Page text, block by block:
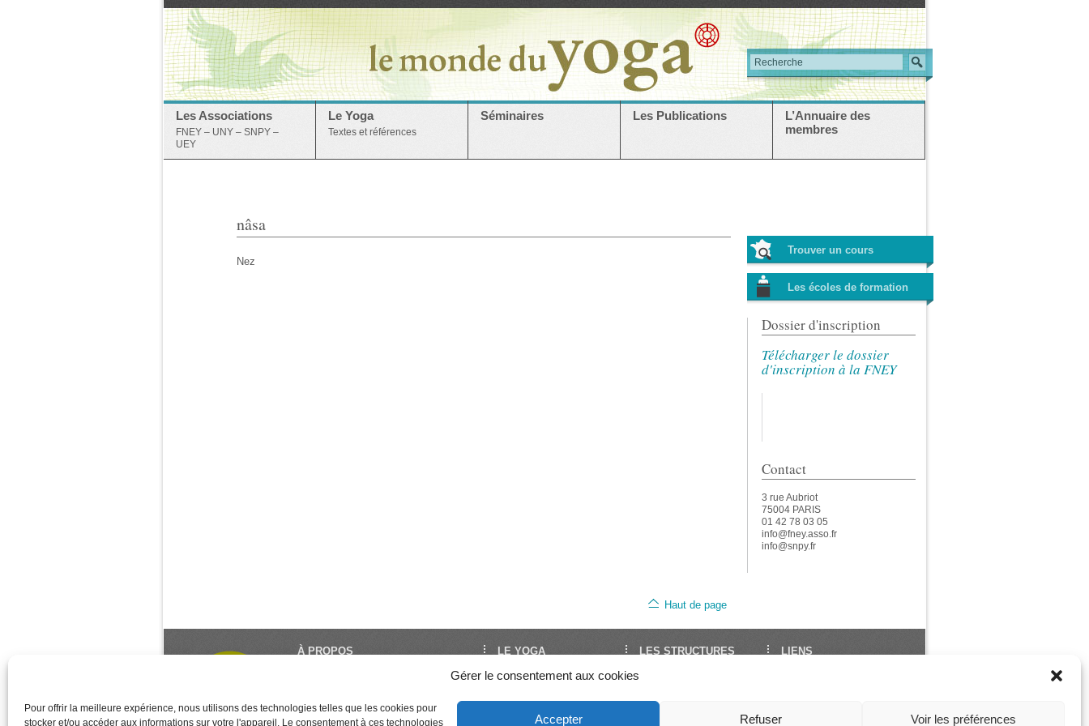
Gérer le consentement aux cookies
Pour offrir la meilleure expérience, nous utilisons des technologies telles que les cookies pour
stocker et/ou accéder aux informations sur votre l'appareil. Le consentement à ces technologies
Accepter Refuser Voir les préférences
Les Associations
FNEY – UNY – SNPY –
UEY
Le Yoga
Textes et références
Séminaires Les Publications
L’Annuaire des
membres
nâsa
Nez
Trouver un cours
Les écoles de formation
Dossier d'inscription
Télécharger le dossier
d'inscription à la FNEY
Contact
3 rue Aubriot
75004 PARIS
01 42 78 03 05
info@fney.asso.fr
info@snpy.fr
Haut de page
À PROPOS
créé et géré par la FNEY et l’UNY,
des associations de dimension
LE YOGA
Découvrir le Yoga
Enseigner le Yoga
LES STRUCTURES
Syndicat National des
LIENS
Les Assises de La FNEY